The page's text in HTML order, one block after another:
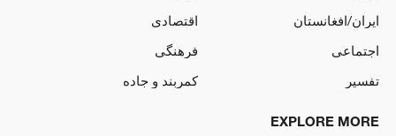
ایران/افغانستان
اقتصادی
اجتماعی
فرهنگی
تفسیر
کمربند و جاده
EXPLORE MORE